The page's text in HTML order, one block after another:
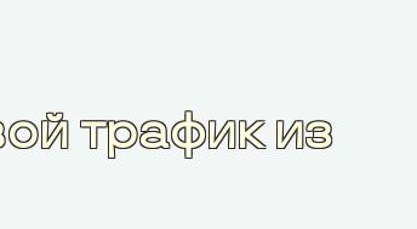
трафик из